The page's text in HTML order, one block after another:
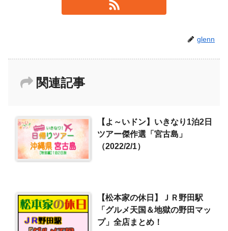
glenn
関連記事
【よ～いドン】いきなり1泊2日
ツアー傑作選「宮古島」
（2022/2/1）
【松本家の休日】ＪＲ野田駅
「グルメ天国＆地獄の野田マッ
プ」全店まとめ！